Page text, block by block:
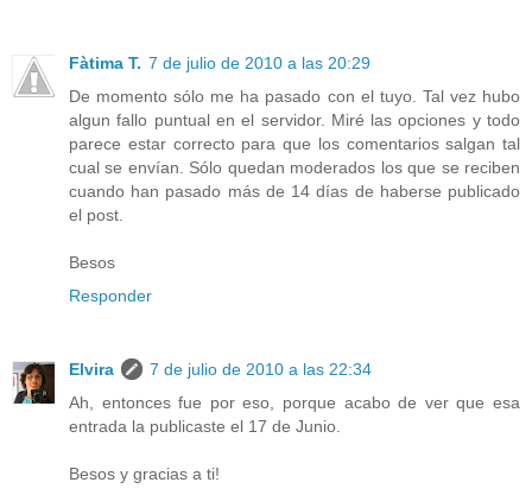
Fàtima T. 7 de julio de 2010 a las 20:29
De momento sólo me ha pasado con el tuyo. Tal vez hubo
algun fallo puntual en el servidor. Miré las opciones y todo
parece estar correcto para que los comentarios salgan tal
cual se envían. Sólo quedan moderados los que se reciben
cuando han pasado más de 14 días de haberse publicado
el post.
Besos
Responder
Elvira
7 de julio de 2010 a las 22:34
Ah, entonces fue por eso, porque acabo de ver que esa
entrada la publicaste el 17 de Junio.
Besos y gracias a ti!